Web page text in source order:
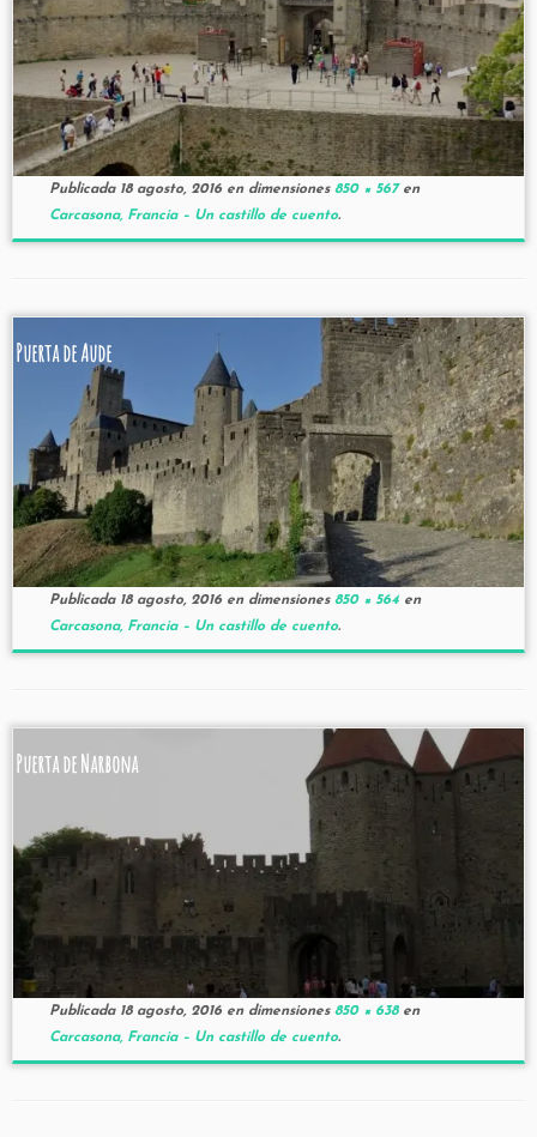
Publicada 18 agosto, 2016en dimensiones850 × 567en
Carcasona, Francia – Un castillo de cuento.
Puerta de Aude
Publicada 18 agosto, 2016en dimensiones850 × 564en
Carcasona, Francia – Un castillo de cuento.
Puerta de Narbona
Publicada 18 agosto, 2016en dimensiones850 × 638en
Carcasona, Francia – Un castillo de cuento.